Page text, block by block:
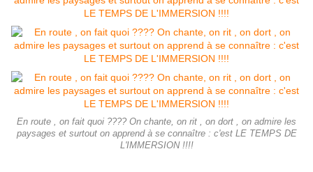
En route , on fait quoi ???? On chante, on rit , on dort , on admire les
paysages et surtout on apprend à se connaître : c'est LE TEMPS DE
L'IMMERSION !!!!